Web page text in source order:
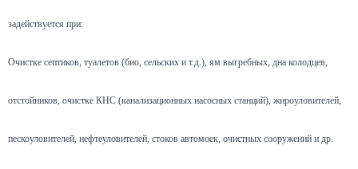
задействуется при:
Очистке септиков, туалетов (био, сельских и т.д.), ям выгребных, дна колодцев,
отстойников, очистке КНС (канализационных насосных станций), жироуловителей,
пескоуловителей, нефтеуловителей, стоков автомоек, очистных сооружений и др.